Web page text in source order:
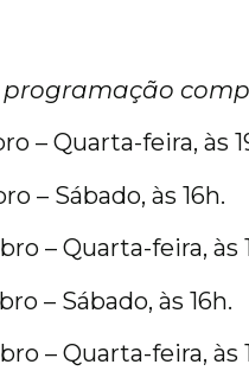
programação
– Quarta-feira, às
– Sábado, às 16h.
– Quarta-feira, às
– Sábado, às 16h.
– Quarta-feira, às